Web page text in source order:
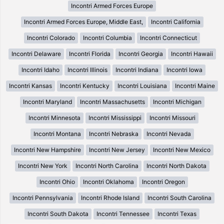
Incontri Armed Forces Europe
Incontri Armed Forces Europe, Middle East, Incontri California
Incontri Colorado Incontri Columbia Incontri Connecticut
Incontri Delaware Incontri Florida Incontri Georgia Incontri Hawaii
Incontri Idaho Incontri Illinois Incontri Indiana Incontri Iowa
Incontri Kansas Incontri Kentucky Incontri Louisiana Incontri Maine
Incontri Maryland Incontri Massachusetts Incontri Michigan
Incontri Minnesota Incontri Mississippi Incontri Missouri
Incontri Montana Incontri Nebraska Incontri Nevada
Incontri New Hampshire Incontri New Jersey Incontri New Mexico
Incontri New York Incontri North Carolina Incontri North Dakota
Incontri Ohio Incontri Oklahoma Incontri Oregon
Incontri Pennsylvania Incontri Rhode Island Incontri South Carolina
Incontri South Dakota Incontri Tennessee Incontri Texas